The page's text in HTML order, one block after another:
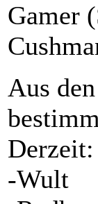
Gamer
Aus
Derzeit:
-Wult